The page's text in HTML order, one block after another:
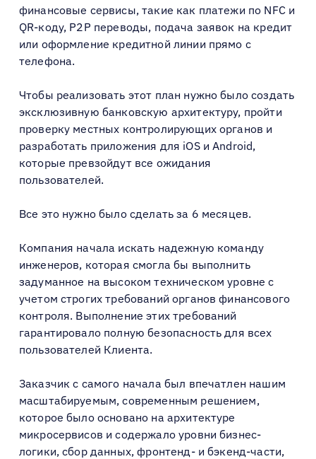
финансовые сервисы, такие как платежи по NFC и
QR-коду, P2P переводы, подача заявок на кредит
или оформление кредитной линии прямо с
телефона.
Чтобы реализовать этот план нужно было создать
эксклюзивную банковскую архитектуру, пройти
проверку местных контролирующих органов и
разработать приложения для iOS и Android,
которые превзойдут все ожидания
пользователей.
Все это нужно было сделать за 6 месяцев.
Компания начала искать надежную команду
инженеров, которая смогла бы выполнить
задуманное на высоком техническом уровне с
учетом строгих требований органов финансового
контроля. Выполнение этих требований
гарантировало полную безопасность для всех
пользователей Клиента.
Заказчик с самого начала был впечатлен нашим
масштабируемым, современным решением,
которое было основано на архитектуре
микросервисов и содержало уровни бизнес-
логики, сбор данных, фронтенд- и бэкенд-части,